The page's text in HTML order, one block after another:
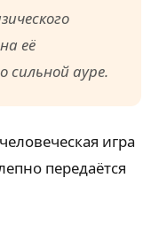
её
сильной ауре.
игра
передаётся